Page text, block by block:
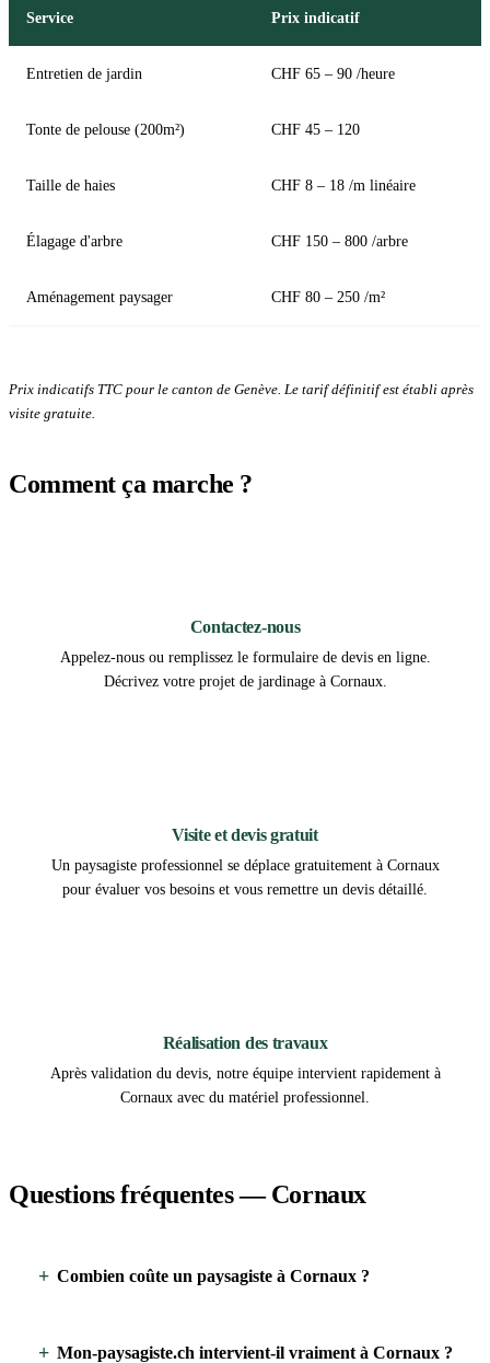
Service Prix indicatif
Entretien de jardin CHF 65 – 90 /heure
Tonte de pelouse (200m²) CHF 45 – 120
Taille de haies CHF 8 – 18 /m linéaire
Élagage d'arbre CHF 150 – 800 /arbre
Aménagement paysager CHF 80 – 250 /m²
Prix indicatifs TTC pour le canton de Genève. Le tarif définitif est établi après
visite gratuite.
Comment ça marche ?
Contactez-nous
Appelez-nous ou remplissez le formulaire de devis en ligne.
Décrivez votre projet de jardinage à Cornaux.
Visite et devis gratuit
Un paysagiste professionnel se déplace gratuitement à Cornaux
pour évaluer vos besoins et vous remettre un devis détaillé.
Réalisation des travaux
Après validation du devis, notre équipe intervient rapidement à
Cornaux avec du matériel professionnel.
Questions fréquentes — Cornaux
Combien coûte un paysagiste à Cornaux ?
Mon-paysagiste.ch intervient-il vraiment à Cornaux ?